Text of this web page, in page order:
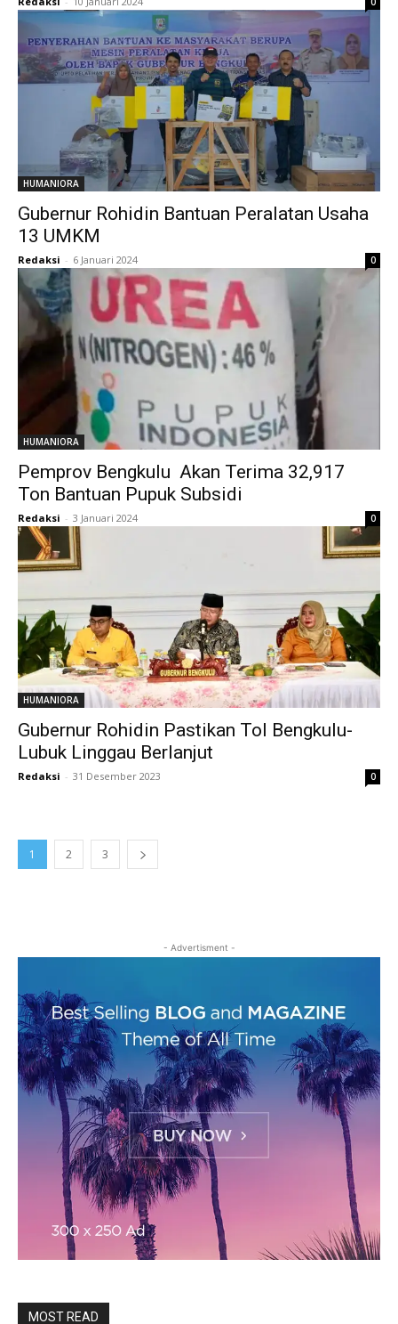
HUMANIORA
Gubernur Rohidin Bantuan Peralatan Usaha
13 UMKM
Redaksi - 6 Januari 2024 0
HUMANIORA
Pemprov Bengkulu Akan Terima 32,917
Ton Bantuan Pupuk Subsidi
Redaksi - 3 Januari 2024 0
HUMANIORA
Gubernur Rohidin Pastikan Tol Bengkulu-
Lubuk Linggau Berlanjut
Redaksi - 31 Desember 2023 0
1 2 3
- Advertisment -
MOST READ